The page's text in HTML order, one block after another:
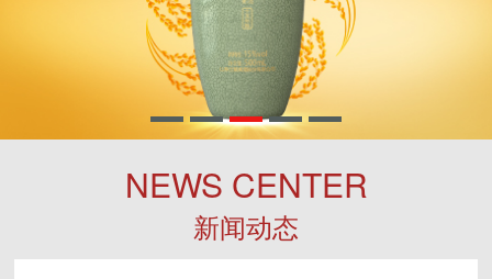
NEWS CENTER
新闻动态